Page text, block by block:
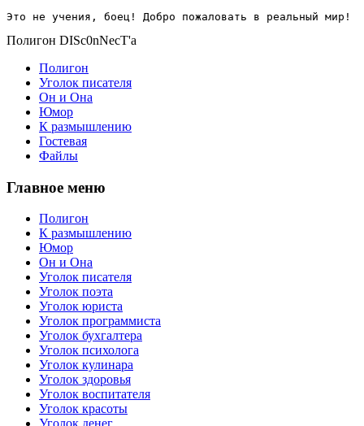
Это не учения, боец! Добро пожаловать в реальный мир!
Полигон DISc0nNecT'a
Полигон
Уголок писателя
Он и Она
Юмор
К размышлению
Гостевая
Файлы
Главное меню
Полигон
К размышлению
Юмор
Он и Она
Уголок писателя
Уголок поэта
Уголок юриста
Уголок программиста
Уголок бухгалтера
Уголок психолога
Уголок кулинара
Уголок здоровья
Уголок воспитателя
Уголок красоты